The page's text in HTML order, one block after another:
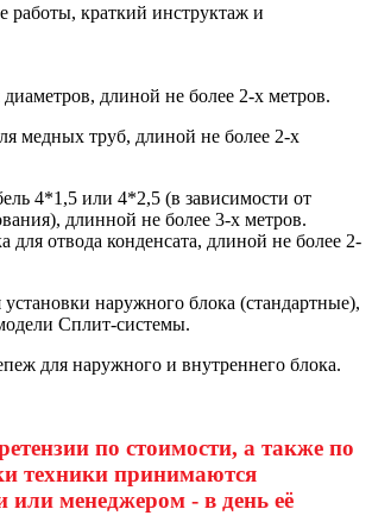
работы, краткий инструктаж и
диаметров, длиной не более 2-х метров.
медных труб, длиной не более 2-х
4*1,5 или 4*2,5 (в зависимости от
длинной не более 3-х метров.
для отвода конденсата, длиной не более 2-
наружного блока (стандартные),
Сплит-системы.
для наружного и внутреннего блока.
по стоимости, а также по
техники принимаются
менеджером - в день её